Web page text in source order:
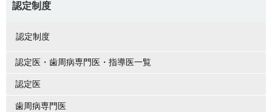
認定制度
認定制度
認定医・歯周病専門医・指導医一覧
認定医
歯周病専門医